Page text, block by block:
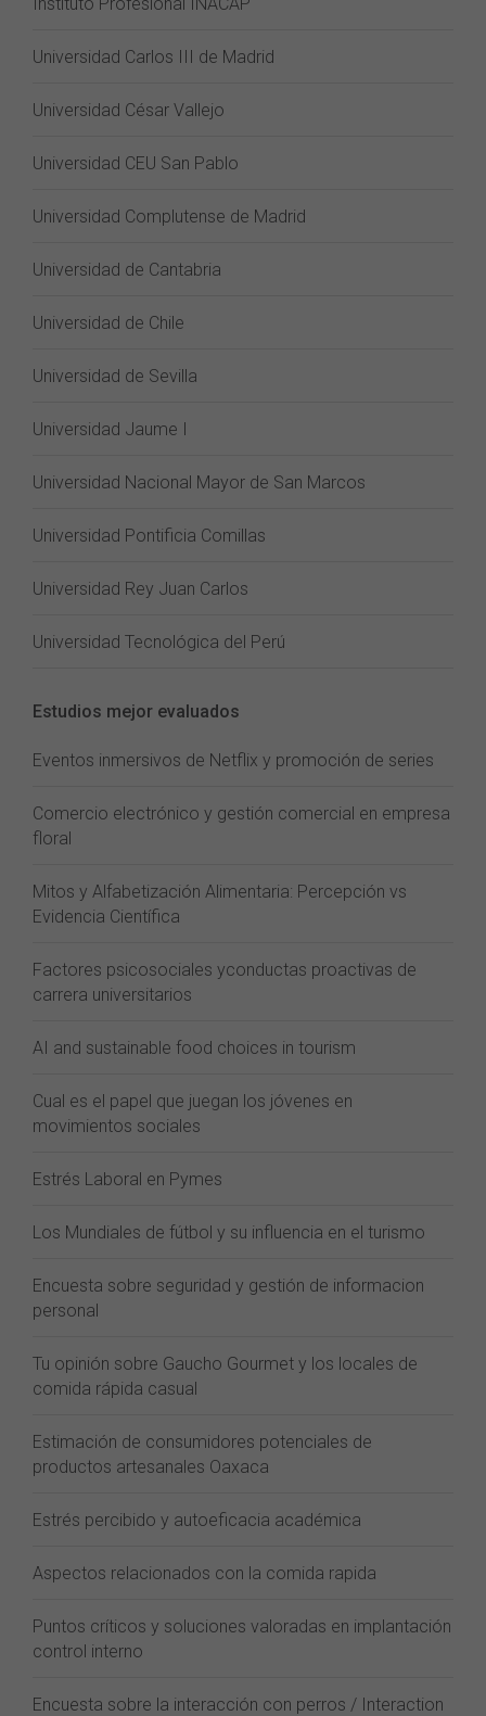
Universidad Carlos III de Madrid
Universidad César Vallejo
Universidad CEU San Pablo
Universidad Complutense de Madrid
Universidad de Cantabria
Universidad de Chile
Universidad de Sevilla
Universidad Jaume I
Universidad Nacional Mayor de San Marcos
Universidad Pontificia Comillas
Universidad Rey Juan Carlos
Universidad Tecnológica del Perú
Estudios mejor evaluados
Eventos inmersivos de Netflix y promoción de series
Comercio electrónico y gestión comercial en empresa
floral
Mitos y Alfabetización Alimentaria: Percepción vs
Evidencia Científica
Factores psicosociales yconductas proactivas de
carrera universitarios
AI and sustainable food choices in tourism
Cual es el papel que juegan los jóvenes en
movimientos sociales
Estrés Laboral en Pymes
Los Mundiales de fútbol y su influencia en el turismo
Encuesta sobre seguridad y gestión de informacion
personal
Tu opinión sobre Gaucho Gourmet y los locales de
comida rápida casual
Estimación de consumidores potenciales de
productos artesanales Oaxaca
Estrés percibido y autoeficacia académica
Aspectos relacionados con la comida rapida
Puntos críticos y soluciones valoradas en implantación
control interno
Encuesta sobre la interacción con perros / Interaction